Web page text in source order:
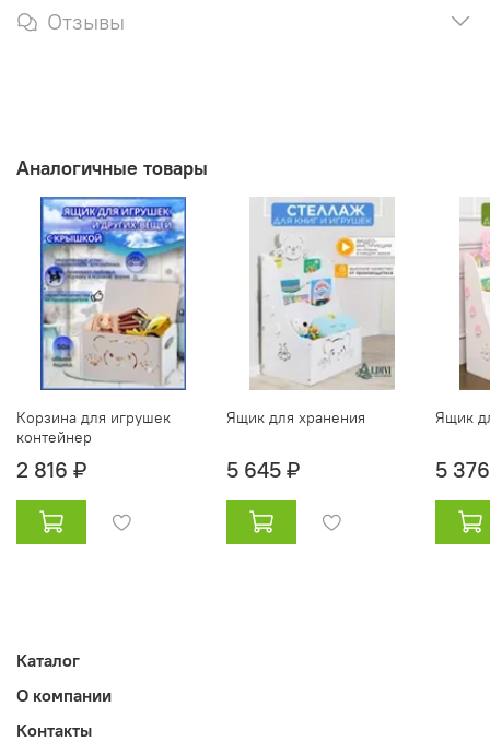
Отзывы
Аналогичные товары
Корзина для игрушек
контейнер
2 816 ₽
Ящик для хранения
5 645 ₽
Ящик
5
Каталог
О компании
Контакты